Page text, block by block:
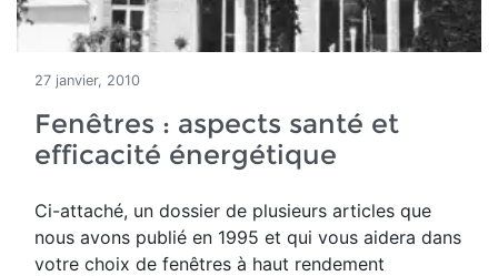
27 janvier, 2010
Fenêtres : aspects santé et
efficacité énergétique
Ci-attaché, un dossier de plusieurs articles que
nous avons publié en 1995 et qui vous aidera dans
votre choix de fenêtres à haut rendement